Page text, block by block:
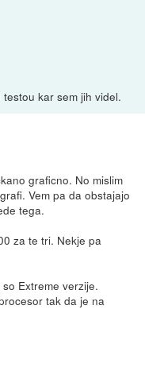
kar sem jih videl.
graficno. No mislim
Vem pa da obstajajo
tega.
za te tri. Nekje pa
Extreme verzije.
tak da je na